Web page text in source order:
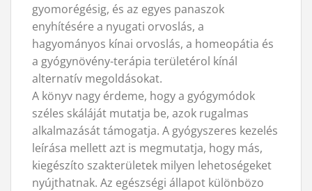
gyomorégésig, és az egyes panaszok
enyhítésére a nyugati orvoslás, a
hagyományos kínai orvoslás, a homeopátia és
a gyógynövény-terápia területérol kínál
alternatív megoldásokat.
A könyv nagy érdeme, hogy a gyógymódok
széles skáláját mutatja be, azok rugalmas
alkalmazását támogatja. A gyógyszeres kezelés
leírása mellett azt is megmutatja, hogy más,
kiegészíto szakterületek milyen lehetoségeket
nyújthatnak. Az egészségi állapot különbözo